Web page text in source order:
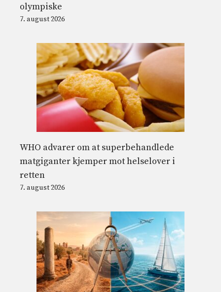
olympiske
7. august 2026
WHO advarer om at superbehandlede
matgiganter kjemper mot helselover i
retten
7. august 2026